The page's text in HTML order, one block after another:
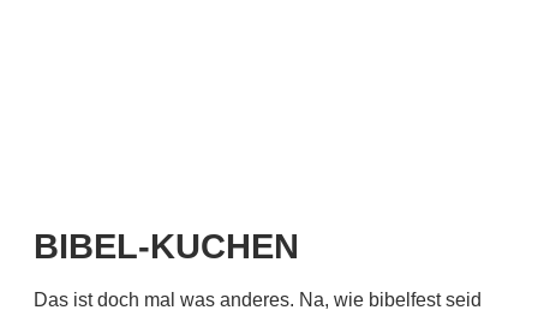
BIBEL-KUCHEN
Das ist doch mal was anderes. Na, wie bibelfest seid